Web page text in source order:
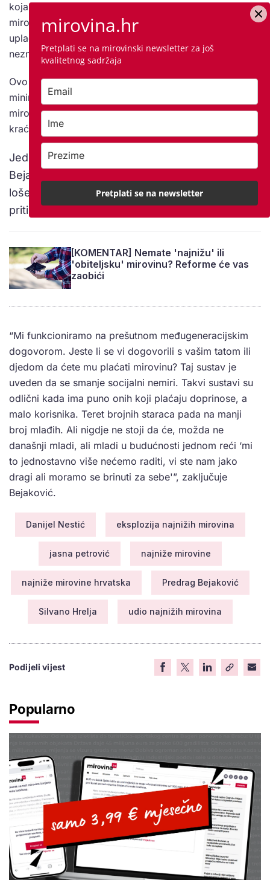
koja nisu zaslužili. To vodi do narušavanja povjerenja u
mirovinski sustav. Ljudi se pitaju zašto raditi, zašto
uplaćivati doprinose kada će netko drugi dobiti
neznatno manju mirovinu uz puno manje rada.
Ovo je direktna motivacija da se ljudi prijave na
minimalac, a ostalo primaju na ruke. Jer ako naše
mirovine ne ovise o doprinosima, onda ćemo ili raditi
kraće ili raditi za minimalac”, tvrdi Bejaković.
Jednostavnih rješenja nema, nastavlja
Bejaković. Mirovinski sustavi će svakako zbog
loše demografske piramide doživjeti snažan
pritisak u budućnosti.
[KOMENTAR] Nemate 'najnižu' ili
'obiteljsku' mirovinu? Reforme će vas
zaobići
“Mi funkcioniramo na prešutnom međugeneracijskim
dogovorom. Jeste li se vi dogovorili s vašim tatom ili
djedom da ćete mu plaćati mirovinu? Taj sustav je
uveden da se smanje socijalni nemiri. Takvi sustavi su
odlični kada ima puno onih koji plaćaju doprinose, a
malo korisnika. Teret brojnih staraca pada na manji
broj mlađih. Ali nigdje ne stoji da će, možda ne
današnji mladi, ali mladi u budućnosti jednom reći ‘mi
to jednostavno više nećemo raditi, vi ste nam jako
dragi ali moramo se brinuti za sebe'”, zaključuje
Bejaković.
Danijel Nestić eksplozija najnižih mirovina
jasna petrović najniže mirovine
najniže mirovine hrvatska Predrag Bejaković
Silvano Hrelja udio najnižih mirovina
Podijeli vijest
Popularno
mirovina.hr
Pretplati se na mirovinski newsletter za još
kvalitetnog sadržaja
Pretplati se na newsletter